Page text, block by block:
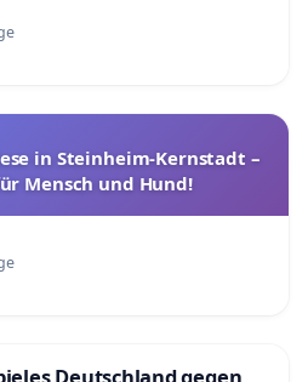
in Steinheim-Kernstadt –
Mensch und Hund!
Deutschland gegen